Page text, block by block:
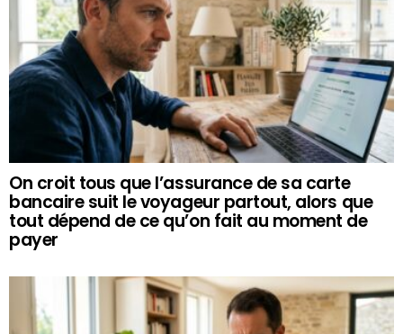
On croit tous que l’assurance de sa carte
bancaire suit le voyageur partout, alors que
tout dépend de ce qu’on fait au moment de
payer